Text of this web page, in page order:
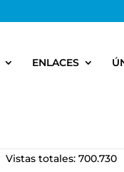
ENLACES
Vistas totales:700.730